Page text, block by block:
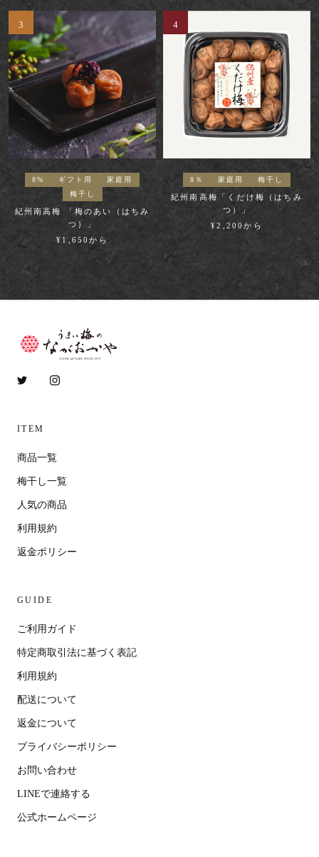
8% ギフト用
家庭用
梅干し
紀州南高梅 「梅のあい（はちみ
つ）」
¥1,650から
8％ 家庭用 梅干し
紀州南高梅「くだけ梅（はちみ
つ）」
¥2,200から
ITEM
商品一覧
梅干し一覧
人気の商品
利用規約
返金ポリシー
GUIDE
ご利用ガイド
特定商取引法に基づく表記
利用規約
配送について
返金について
プライバシーポリシー
お問い合わせ
LINEで連絡する
公式ホームページ